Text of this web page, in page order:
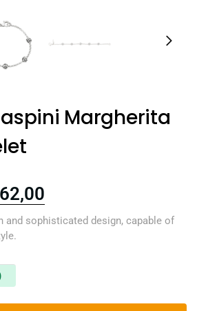
Margherita
and sophisticated design, capable of